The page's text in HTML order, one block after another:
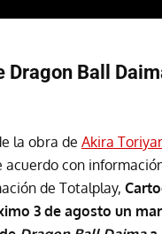
Dragon Ball
la obra de Akira
acuerdo con
de Totalplay,
3 de agosto un